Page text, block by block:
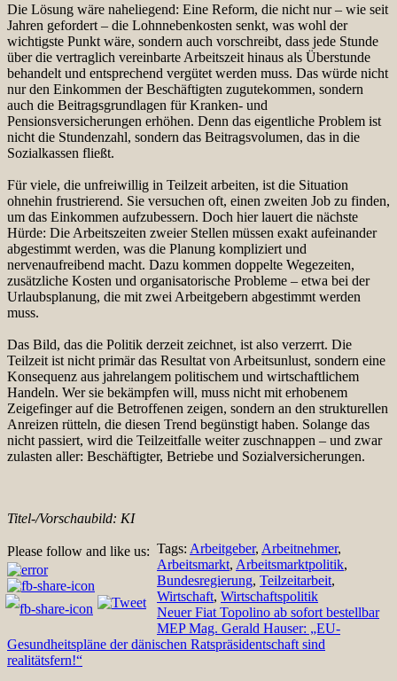
Die Lösung wäre naheliegend: Eine Reform, die nicht nur – wie seit
Jahren gefordert – die Lohnnebenkosten senkt, was wohl der
wichtigste Punkt wäre, sondern auch vorschreibt, dass jede Stunde
über die vertraglich vereinbarte Arbeitszeit hinaus als Überstunde
behandelt und entsprechend vergütet werden muss. Das würde nicht
nur den Einkommen der Beschäftigten zugutekommen, sondern
auch die Beitragsgrundlagen für Kranken- und
Pensionsversicherungen erhöhen. Denn das eigentliche Problem ist
nicht die Stundenzahl, sondern das Beitragsvolumen, das in die
Sozialkassen fließt.
Für viele, die unfreiwillig in Teilzeit arbeiten, ist die Situation
ohnehin frustrierend. Sie versuchen oft, einen zweiten Job zu finden,
um das Einkommen aufzubessern. Doch hier lauert die nächste
Hürde: Die Arbeitszeiten zweier Stellen müssen exakt aufeinander
abgestimmt werden, was die Planung kompliziert und
nervenaufreibend macht. Dazu kommen doppelte Wegezeiten,
zusätzliche Kosten und organisatorische Probleme – etwa bei der
Urlaubsplanung, die mit zwei Arbeitgebern abgestimmt werden
muss.
Das Bild, das die Politik derzeit zeichnet, ist also verzerrt. Die
Teilzeit ist nicht primär das Resultat von Arbeitsunlust, sondern eine
Konsequenz aus jahrelangem politischem und wirtschaftlichem
Handeln. Wer sie bekämpfen will, muss nicht mit erhobenem
Zeigefinger auf die Betroffenen zeigen, sondern an den strukturellen
Anreizen rütteln, die diesen Trend begünstigt haben. Solange das
nicht passiert, wird die Teilzeitfalle weiter zuschnappen – und zwar
zulasten aller: Beschäftigter, Betriebe und Sozialversicherungen.
Titel-/Vorschaubild: KI
Please follow and like us: Tags: Arbeitgeber, Arbeitnehmer,
Arbeitsmarkt, Arbeitsmarktpolitik,
Bundesregierung, Teilzeitarbeit,
Wirtschaft, Wirtschaftspolitik
BeitragsnavigationNeuer Fiat Topolino ab sofort bestellbar
MEP Mag. Gerald Hauser: „EU-
Gesundheitspläne der dänischen Ratspräsidentschaft sind
realitätsfern!“